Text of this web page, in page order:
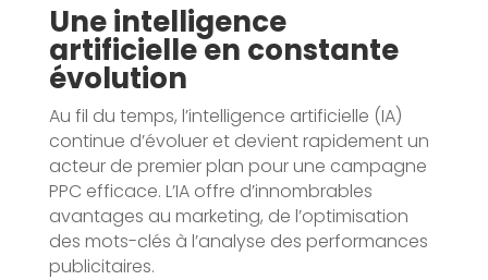
Une intelligence
artificielle en constante
évolution
Au fil du temps, l’intelligence artificielle (IA)
continue d’évoluer et devient rapidement un
acteur de premier plan pour une campagne
PPC efficace. L’IA offre d’innombrables
avantages au marketing, de l’optimisation
des mots-clés à l’analyse des performances
publicitaires.